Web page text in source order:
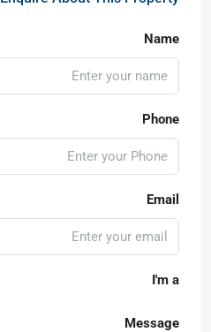
Name
Phone
Email
I'm a
Message